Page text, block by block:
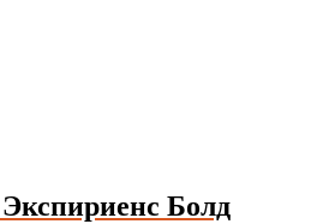
Болд